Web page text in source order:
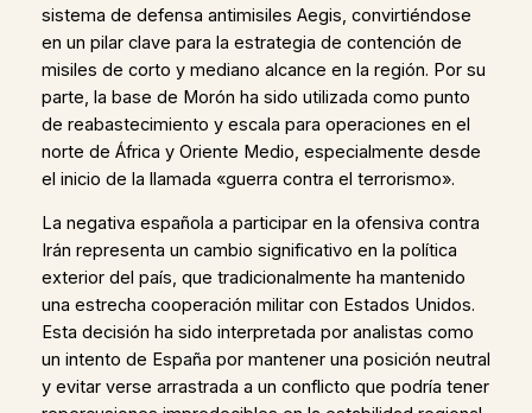
sistema de defensa antimisiles Aegis, convirtiéndose
en un pilar clave para la estrategia de contención de
misiles de corto y mediano alcance en la región. Por su
parte, la base de Morón ha sido utilizada como punto
de reabastecimiento y escala para operaciones en el
norte de África y Oriente Medio, especialmente desde
el inicio de la llamada «guerra contra el terrorismo».
La negativa española a participar en la ofensiva contra
Irán representa un cambio significativo en la política
exterior del país, que tradicionalmente ha mantenido
una estrecha cooperación militar con Estados Unidos.
Esta decisión ha sido interpretada por analistas como
un intento de España por mantener una posición neutral
y evitar verse arrastrada a un conflicto que podría tener